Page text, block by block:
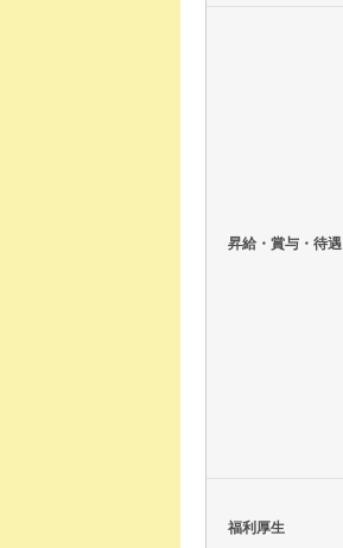
昇給・賞与・待遇
福利厚生